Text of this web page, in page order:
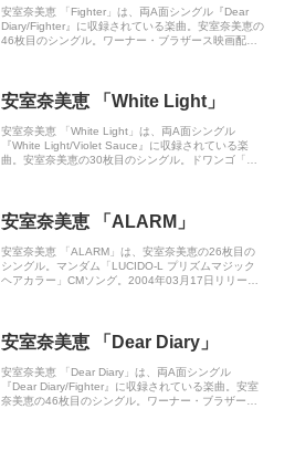
安室奈美恵 「Fighter」は、両A面シングル『Dear
Diary/Fighter』に収録されている楽曲。安室奈美恵の
46枚目のシングル。ワーナー・ブラザース映画配給
安室奈美恵 「White Light」
安室奈美恵 「White Light」は、両A面シングル
『White Light/Violet Sauce』に収録されている楽
曲。安室奈美恵の30枚目のシングル。ドワンゴ「い
安室奈美恵 「ALARM」
安室奈美恵 「ALARM」は、安室奈美恵の26枚目の
シングル。マンダム「LUCIDO-L プリズムマジック
ヘアカラー」CMソング。2004年03月17日リリー
安室奈美恵 「Dear Diary」
安室奈美恵 「Dear Diary」は、両A面シングル
『Dear Diary/Fighter』に収録されている楽曲。安室
奈美恵の46枚目のシングル。ワーナー・ブラザース